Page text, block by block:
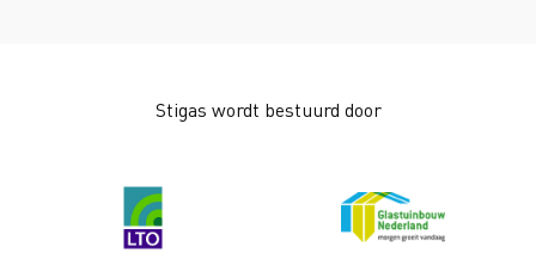
Stigas wordt bestuurd door